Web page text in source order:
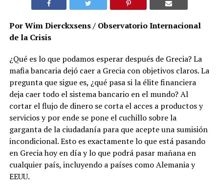
Por Wim Dierckxsens / Observatorio Internacional
de la Crisis
¿Qué es lo que podamos esperar después de Grecia? La
mafia bancaria dejó caer a Grecia con objetivos claros. La
pregunta que sigue es, ¿qué pasa si la élite financiera
deja caer todo el sistema bancario en el mundo? Al
cortar el flujo de dinero se corta el acces a productos y
servicios y por ende se pone el cuchillo sobre la
garganta de la ciudadanía para que acepte una sumisión
incondicional. Esto es exactamente lo que está pasando
en Grecia hoy en día y lo que podrá pasar mañana en
cualquier país, incluyendo a países como Alemania y
EEUU.